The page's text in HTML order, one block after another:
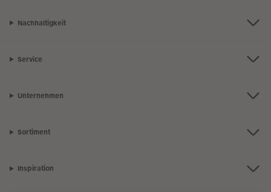
Nachhaltigkeit
Service
Unternehmen
Sortiment
Inspiration